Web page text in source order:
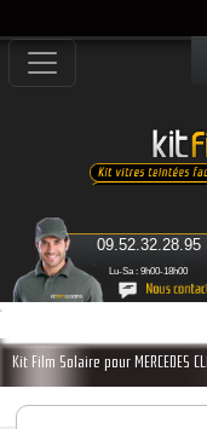
Lu-Sa : 9h00-18h00
09.52.32.28.95
Kit Film Solaire pour MERCEDES